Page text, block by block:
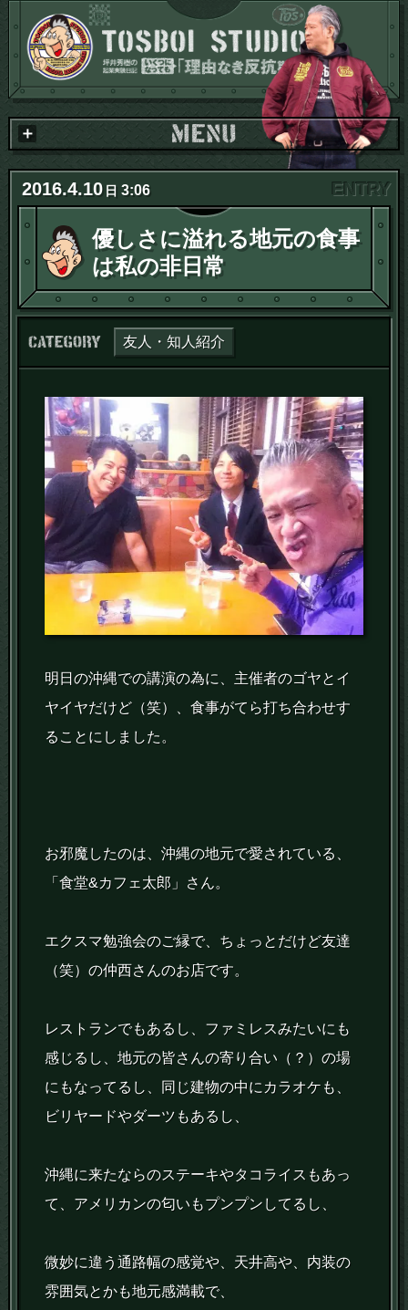
2016.4.10 日 3:06
優しさに溢れる地元の食事
は私の非日常
カテゴリー：
友人・知人紹介
明日の沖縄での講演の為に、主催者のゴヤとイ
ヤイヤだけど（笑）、食事がてら打ち合わせす
ることにしました。
お邪魔したのは、沖縄の地元で愛されている、
「食堂&カフェ太郎」さん。
エクスマ勉強会のご縁で、ちょっとだけど友達
（笑）の仲西さんのお店です。
レストランでもあるし、ファミレスみたいにも
感じるし、地元の皆さんの寄り合い（？）の場
にもなってるし、同じ建物の中にカラオケも、
ビリヤードやダーツもあるし、
沖縄に来たならのステーキやタコライスもあっ
て、アメリカンの匂いもプンプンしてるし、
微妙に違う通路幅の感覚や、天井高や、内装の
雰囲気とかも地元感満載で、